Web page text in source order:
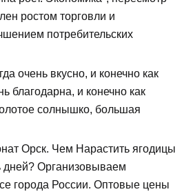
ростом торговли и
потребительских
очень вкусно, и конечно как
благодарна, и конечно как
солнышко, большая
Орск. Чем Нарастить ягодицы
дней? Организовываем
города России. Оптовые цены